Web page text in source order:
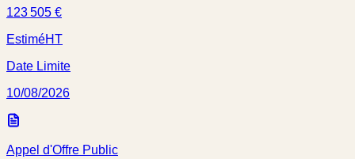
123 505 €
EstiméHT
Date Limite
10/08/2026
Appel d'Offre Public